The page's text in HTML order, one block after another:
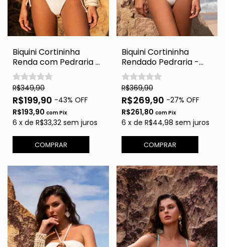
Biquini Cortininha
Renda com Pedraria -
Paraty
R$349,90
R$199,90 -43% OFF
R$193,90 comPix
6 x de R$33,32 sem juros
COMPRAR
Biquini Cortininha
Rendado Pedraria -
Grecia
R$369,90
R$269,90 -27% OFF
R$261,80 comPix
6 x de R$44,98 sem juros
COMPRAR